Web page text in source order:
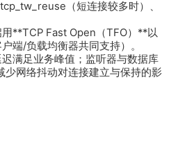
（短连接较多时）、
**TCP Fast Open（TFO）**以
端/负载均衡器共同支持）。
满足业务峰值；监听器与数据库
少网络抖动对连接建立与保持的影